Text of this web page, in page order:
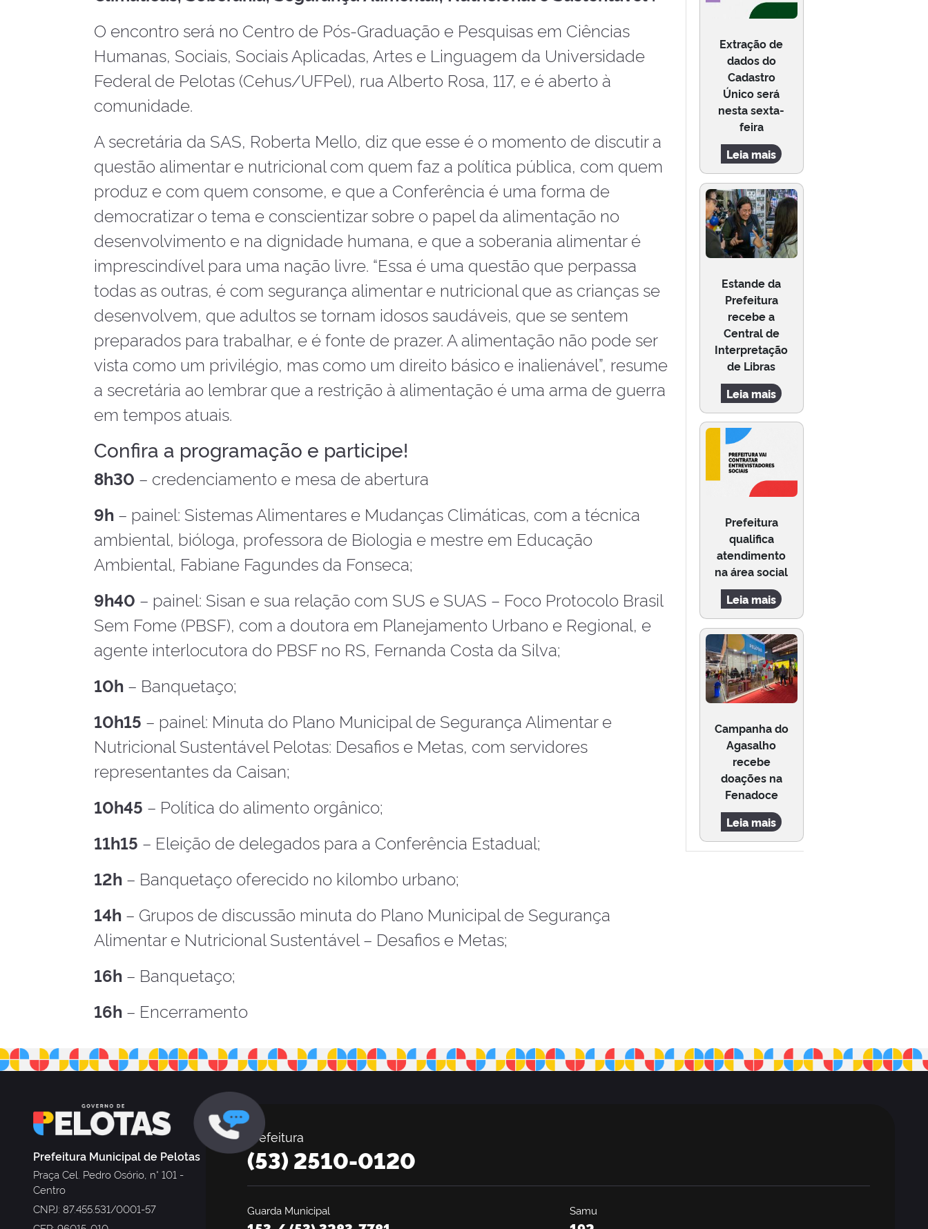
O encontro será no Centro de Pós-Graduação e Pesquisas em Ciências
Humanas, Sociais, Sociais Aplicadas, Artes e Linguagem da Universidade
Federal de Pelotas (Cehus/UFPel), rua Alberto Rosa, 117, e é aberto à
comunidade.
A secretária da SAS, Roberta Mello, diz que esse é o momento de discutir a
questão alimentar e nutricional com quem faz a política pública, com quem
produz e com quem consome, e que a Conferência é uma forma de
democratizar o tema e conscientizar sobre o papel da alimentação no
desenvolvimento e na dignidade humana, e que a soberania alimentar é
imprescindível para uma nação livre. “Essa é uma questão que perpassa
todas as outras, é com segurança alimentar e nutricional que as crianças se
desenvolvem, que adultos se tornam idosos saudáveis, que se sentem
preparados para trabalhar, e é fonte de prazer. A alimentação não pode ser
vista como um privilégio, mas como um direito básico e inalienável”, resume
a secretária ao lembrar que a restrição à alimentação é uma arma de guerra
em tempos atuais.
Confira a programação e participe!
8h30 – credenciamento e mesa de abertura
9h – painel: Sistemas Alimentares e Mudanças Climáticas, com a técnica
ambiental, bióloga, professora de Biologia e mestre em Educação
Ambiental, Fabiane Fagundes da Fonseca;
9h40 – painel: Sisan e sua relação com SUS e SUAS – Foco Protocolo Brasil
Sem Fome (PBSF), com a doutora em Planejamento Urbano e Regional, e
agente interlocutora do PBSF no RS, Fernanda Costa da Silva;
10h – Banquetaço;
10h15 – painel: Minuta do Plano Municipal de Segurança Alimentar e
Nutricional Sustentável Pelotas: Desafios e Metas, com servidores
representantes da Caisan;
10h45 – Política do alimento orgânico;
11h15 – Eleição de delegados para a Conferência Estadual;
12h – Banquetaço oferecido no kilombo urbano;
14h – Grupos de discussão minuta do Plano Municipal de Segurança
Alimentar e Nutricional Sustentável – Desafios e Metas;
16h – Banquetaço;
16h – Encerramento
Extração de
dados do
Cadastro
Único será
nesta sexta-
feira
Leia mais
Estande da
Prefeitura
recebe a
Central de
Interpretação
de Libras
Leia mais
Prefeitura
qualifica
atendimento
na área social
Leia mais
Campanha do
Agasalho
recebe
doações na
Fenadoce
Leia mais
Prefeitura Municipal de Pelotas
Praça Cel. Pedro Osório, n° 101 -
Centro
CNPJ: 87.455.531/0001-57
Prefeitura
(53) 2510-0120
Guarda Municipal Samu